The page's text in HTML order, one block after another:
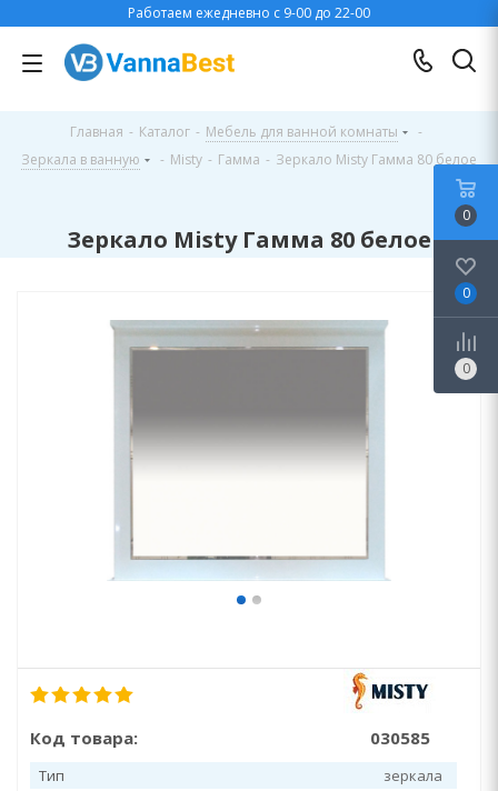
Работаем ежедневно с 9-00 до 22-00
Главная - Каталог - Мебель для ванной комнаты
-
Зеркала в ванную
- Misty - Гамма - Зеркало Misty Гамма 80 белое
Зеркало Misty Гамма 80 белое
Код товара: 030585
Тип
зеркала
0
0
0